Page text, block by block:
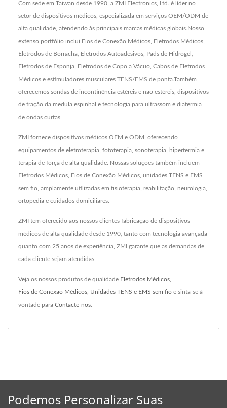
Com sede em Taiwan desde 1990, a ZMI Electronics, Ltd. é líder no
setor de dispositivos médicos, especializada em serviços OEM/ODM de
alta qualidade, atendendo às principais marcas médicas globais.Nosso
extenso portfólio inclui Fios de Conexão Médicos, Eletrodos Médicos,
Eletrodos de Borracha, Eletrodos Autoadesivos, Pads de Hidrogel,
Eletrodos de Esponja, Eletrodos de Copo a Vácuo, Cabos de Eletrodos
Médicos e estimuladores musculares TENS/EMS de ponta.Também
oferecemos sondas de incontinência estéreis e não estéreis, dispositivos
de tração da medula espinhal e tecnologia para ultrassom e diatermia
de ondas curtas.
ZMI fornece dispositivos médicos OEM e ODM, oferecendo
equipamentos de eletroterapia, fototerapia, sonoterapia, hipertermia e
terapia de força de alta qualidade. Nossas soluções também incluem
Eletrodos Médicos, Fios de Conexão Médicos, unidades TENS e EMS
sem fio, amplamente utilizadas em fisioterapia, reabilitação, neurologia,
ortopedia e cuidados domiciliares.
ZMI tem oferecido aos nossos clientes fabricação de dispositivos
médicos de alta qualidade desde 1990, tanto com tecnologia avançada
quanto com 25 anos de experiência, ZMI garante que as demandas de
cada cliente sejam atendidas.
Veja os nossos produtos de qualidade Eletrodos Médicos
Fios de Conexão Médicos Unidades TENS e EMS sem fio e sinta-se à
vontade para Contacte-nos
Podemos Personalizar Suas